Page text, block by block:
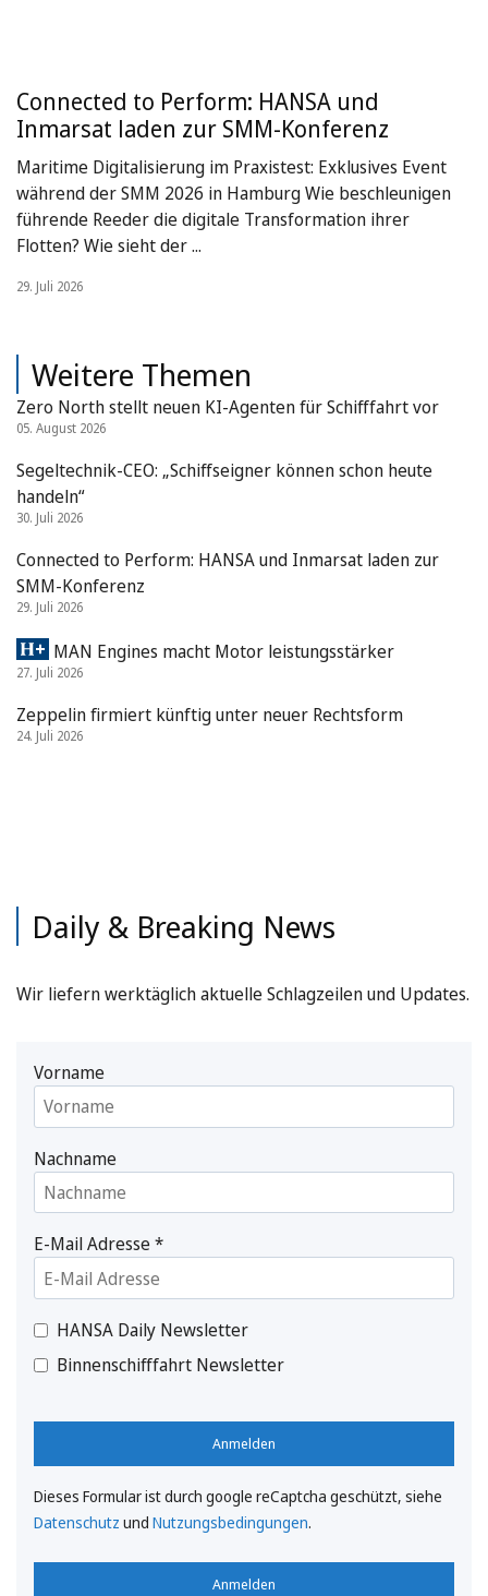
Connected to Perform: HANSA und
Inmarsat laden zur SMM-Konferenz
Maritime Digitalisierung im Praxistest: Exklusives Event
während der SMM 2026 in Hamburg Wie beschleunigen
führende Reeder die digitale Transformation ihrer
Flotten? Wie sieht der ...
29. Juli 2026
Weitere Themen
Zero North stellt neuen KI-Agenten für Schifffahrt vor
05. August 2026
Segeltechnik-CEO: „Schiffseigner können schon heute
handeln“
30. Juli 2026
Connected to Perform: HANSA und Inmarsat laden zur
SMM-Konferenz
29. Juli 2026
MAN Engines macht Motor leistungsstärker
27. Juli 2026
Zeppelin firmiert künftig unter neuer Rechtsform
24. Juli 2026
Daily & Breaking News
Wir liefern werktäglich aktuelle Schlagzeilen und Updates.
Vorname
Nachname
E-Mail Adresse*
HANSA Daily Newsletter
Binnenschifffahrt Newsletter
Anmelden
Dieses Formular ist durch google reCaptcha geschützt, siehe
Datenschutz und Nutzungsbedingungen.
Anmelden